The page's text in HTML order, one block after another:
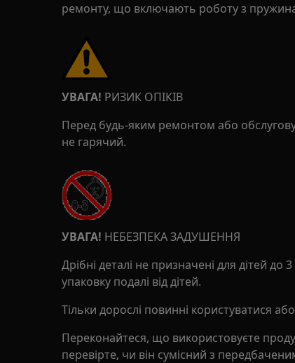
ремонту, що включають роботу з
УВАГА! РИЗИК ОПІКІВ
Перед будь-яким ремонтом або
не гарячий.
УВАГА! НЕБЕЗПЕКА ЗАДУШЕННЯ
Дрібні деталі не призначені для дітей до 3
упаковку подалі від дітей.
Тільки дорослі повинні користуватися
Переконайтеся, що використовуєте
перевірте, чи він сумісний з